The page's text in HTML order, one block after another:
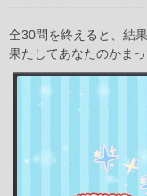
全30問を終えると、結
果たしてあなたのかま